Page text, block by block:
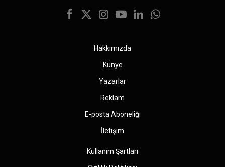
Facebook
X
Instagram
YouTubeLinkedInWhatsApp
Hakkımızda
Künye
Yazarlar
Reklam
E-posta Aboneliği
İletişim
Kullanım Şartları